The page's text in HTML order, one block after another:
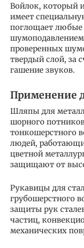
Войлок, который
имеет
поглощает любые
проверенных
твердый слой, за
гашение звуков.
Применение
Шляпы для
шорного
тонкошерстного
людей,
цветной
защищают от
Рукавицы для
грубошерстного
защиты рук
частиц,
механических